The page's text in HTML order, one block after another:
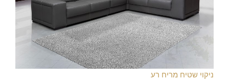
ניקוי שטיח מריח רע